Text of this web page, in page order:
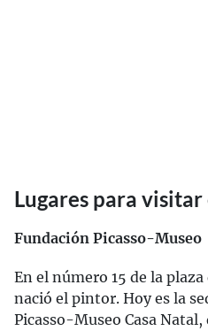
Lugares para visitar
Fundación Picasso-Museo
En el número 15 de la
nació el pintor. Hoy es la
Picasso-Museo Casa